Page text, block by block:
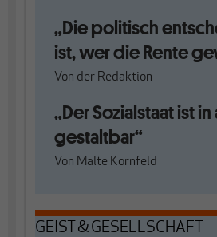
„Die politisch
ist, wer die Rente
Von der Redaktion
„Der Sozialstaat ist
gestaltbar“
Von Malte Kornfeld
GEIST & GESELLSCHAFT